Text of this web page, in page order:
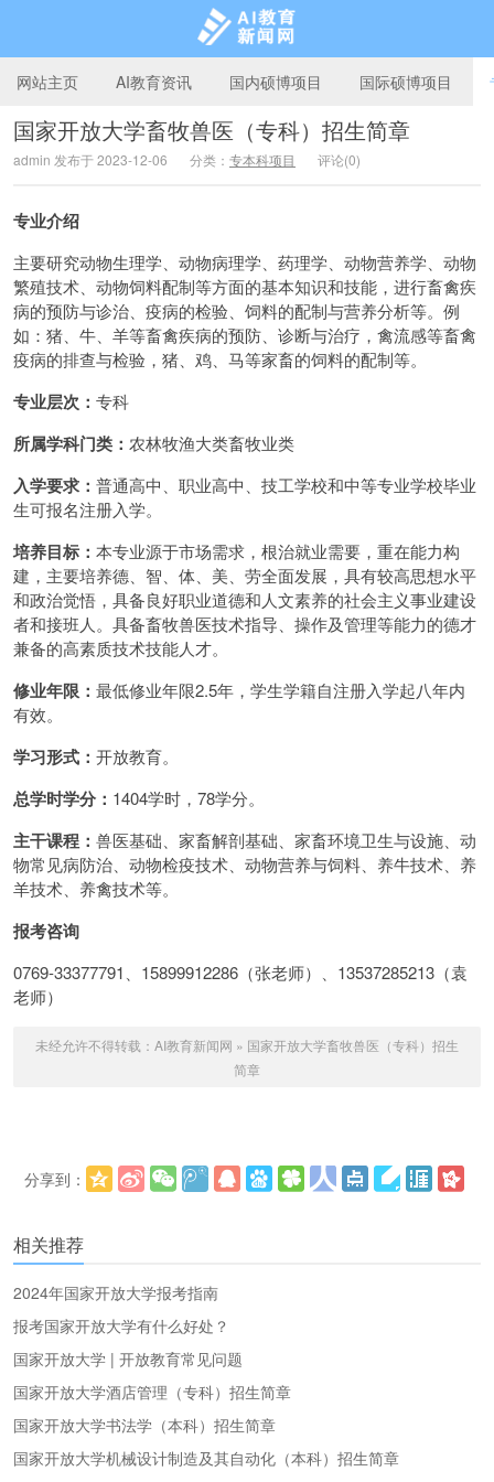
AI教育新闻网
网站主页 AI教育资讯 国内硕博项目 国际硕博项目
国家开放大学畜牧兽医（专科）招生简章
admin 发布于 2023-12-06 分类： 专本科项目 评论(0)
专业介绍
主要研究动物生理学、动物病理学、药理学、动物营养学、动物
繁殖技术、动物饲料配制等方面的基本知识和技能，进行畜禽疾
病的预防与诊治、疫病的检验、饲料的配制与营养分析等。例
如：猪、牛、羊等畜禽疾病的预防、诊断与治疗，禽流感等畜禽
疫病的排查与检验，猪、鸡、马等家畜的饲料的配制等。
专业层次： 专科
所属学科门类： 农林牧渔大类畜牧业类
入学要求： 普通高中、职业高中、技工学校和中等专业学校毕业
生可报名注册入学。
培养目标： 本专业源于市场需求，根治就业需要，重在能力构
建，主要培养德、智、体、美、劳全面发展，具有较高思想水平
和政治觉悟，具备良好职业道德和人文素养的社会主义事业建设
者和接班人。具备畜牧兽医技术指导、操作及管理等能力的德才
兼备的高素质技术技能人才。
修业年限： 最低修业年限2.5年，学生学籍自注册入学起八年内
有效。
学习形式： 开放教育。
总学时学分： 1404学时，78学分。
主干课程： 兽医基础、家畜解剖基础、家畜环境卫生与设施、动
物常见病防治、动物检疫技术、动物营养与饲料、养牛技术、养
羊技术、养禽技术等。
报考咨询
0769-33377791、15899912286（张老师）、13537285213（袁
老师）
未经允许不得转载： AI教育新闻网 » 国家开放大学畜牧兽医（专科）招生
简章
分享到：
相关推荐
2024年国家开放大学报考指南
报考国家开放大学有什么好处？
国家开放大学 | 开放教育常见问题
国家开放大学酒店管理（专科）招生简章
国家开放大学书法学（本科）招生简章
国家开放大学机械设计制造及其自动化（本科）招生简章